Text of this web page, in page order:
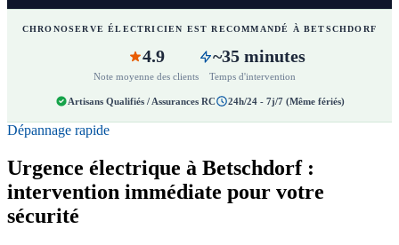
CHRONOSERVE ÉLECTRICIEN EST RECOMMANDÉ À BETSCHDORF
4.9
Note moyenne des clients
~35 minutes
Temps d'intervention
Artisans Qualifiés / Assurances RC 24h/24 - 7j/7 (Même fériés)
Dépannage rapide
Urgence électrique à Betschdorf :
intervention immédiate pour votre
sécurité